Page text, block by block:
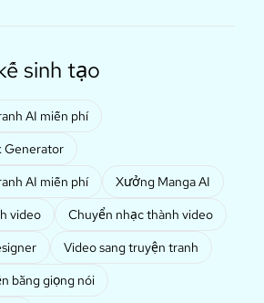
sinh tạo
AI miễn phí
Generator
AI miễn phí
Xưởng Manga AI
video
Chuyển nhạc thành video
Video sang truyện tranh
bằng giọng nói